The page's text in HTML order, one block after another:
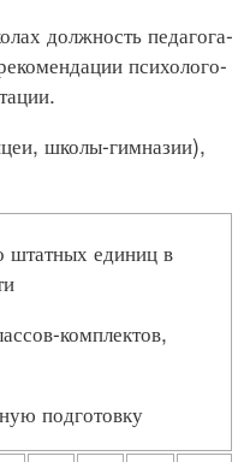
должность педагога-
психолого-
школы-гимназии),
штатных единиц в
комплектов,
подготовку